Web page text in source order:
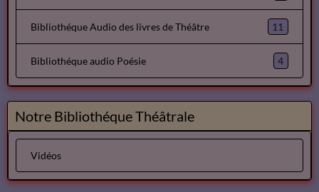
Bibliothéque Audio des livres de Théâtre 11
Bibliothéque audio Poésie 4
Notre Bibliothéque Théâtrale
Vidéos